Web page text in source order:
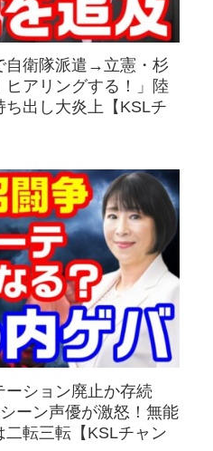
自衛隊派遣→立憲・杉
アリングする！」陸
出し大炎上【KSLチ
ーション廃止か存続
ーン声優が激怒！無能
転三転【KSLチャン